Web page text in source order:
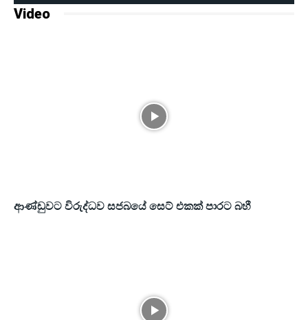
Video
ආණ්ඩුවට විරුද්ධව සජබයේ සෙට් එකක් පාරට බහී